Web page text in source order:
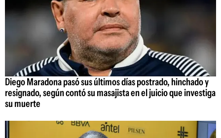
Diego Maradona pasó sus últimos días postrado, hinchado y
resignado, según contó su masajista en el juicio que investiga
su muerte